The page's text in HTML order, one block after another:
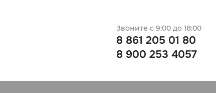
Звоните с 9:00 до 18:00
8 861 205 01 80
8 900 253 4057